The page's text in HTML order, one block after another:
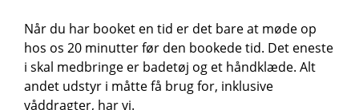
Når du har booket en tid er det bare at møde op
hos os 20 minutter før den bookede tid. Det eneste
i skal medbringe er badetøj og et håndklæde. Alt
andet udstyr i måtte få brug for, inklusive
våddragter, har vi.